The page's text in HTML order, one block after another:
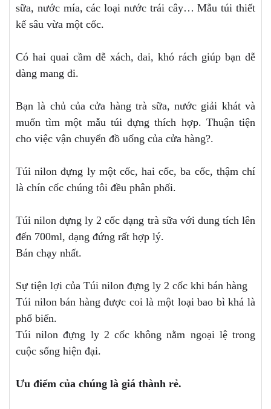
sữa, nước mía, các loại nước trái cây… Mẫu túi thiết
kế sâu vừa một cốc.
Có hai quai cầm dễ xách, dai, khó rách giúp bạn dễ
dàng mang đi.
Bạn là chủ của cửa hàng trà sữa, nước giải khát và
muốn tìm một mẫu túi đựng thích hợp. Thuận tiện
cho việc vận chuyển đồ uống của cửa hàng?.
Túi nilon đựng ly một cốc, hai cốc, ba cốc, thậm chí
là chín cốc chúng tôi đều phân phối.
Túi nilon đựng ly 2 cốc dạng trà sữa với dung tích lên
đến 700ml, dạng đứng rất hợp lý.
Bán chạy nhất.
Sự tiện lợi của Túi nilon đựng ly 2 cốc khi bán hàng
Túi nilon bán hàng được coi là một loại bao bì khá là
phổ biến.
Túi nilon đựng ly 2 cốc không nằm ngoại lệ trong
cuộc sống hiện đại.
Ưu điểm của chúng là giá thành rẻ.